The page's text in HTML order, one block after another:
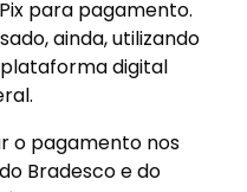
para pagamento.
ainda, utilizando
plataforma digital
o pagamento nos
Bradesco e do